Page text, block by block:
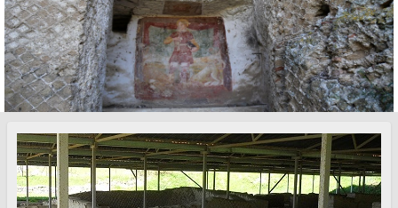
navigation